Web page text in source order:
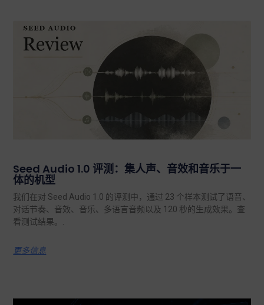
Seed Audio 1.0 评测：集人声、音效和音乐于一
体的机型
我们在对 Seed Audio 1.0 的评测中，通过 23 个样本测试了语音、
对话节奏、音效、音乐、多语言音频以及 120 秒的生成效果。查
看测试结果。.
更多信息